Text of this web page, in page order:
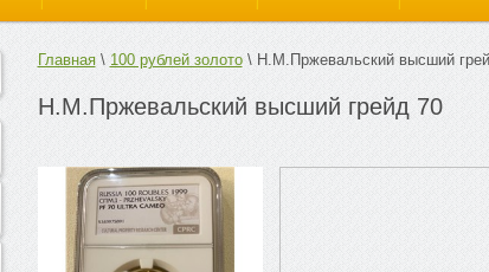
Главная 100 рублей золото Н.М.Пржевальский высший
Н.М.Пржевальский высший грейд 70